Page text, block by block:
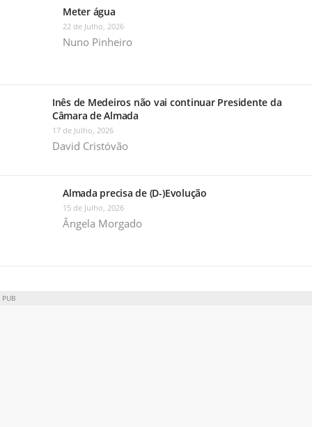
Meter água
22 de Julho, 2026
Nuno Pinheiro
Inês de Medeiros não vai continuar Presidente da
Câmara de Almada
17 de Julho, 2026
David Cristóvão
Almada precisa de (D-)Evolução
15 de Julho, 2026
Ângela Morgado
PUB